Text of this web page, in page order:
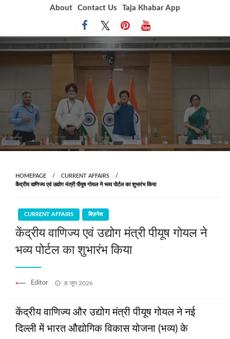
About Contact Us Taja Khabar App
HOMEPAGE
CURRENT AFFAIRS
केंद्रीय वाणिज्य एवं उद्योग मंत्री पीयूष गोयल ने भव्य पोर्टल का शुभारंभ किया
CURRENT AFFAIRS बिज़नेस
केंद्रीय वाणिज्य एवं उद्योग मंत्री पीयूष गोयल ने
भव्य पोर्टल का शुभारंभ किया
Editor
Posted
8 जून 2026
केंद्रीय वाणिज्य और उद्योग मंत्री पीयूष गोयल ने नई
दिल्ली में भारत औद्योगिक विकास योजना (भव्य) के